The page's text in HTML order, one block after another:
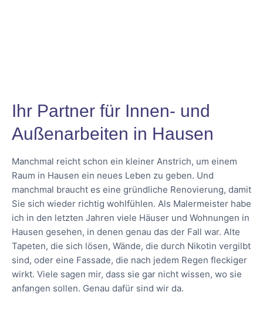
Ihr Partner für Innen- und
Außenarbeiten in Hausen
Manchmal reicht schon ein kleiner Anstrich, um einem
Raum in Hausen ein neues Leben zu geben. Und
manchmal braucht es eine gründliche Renovierung, damit
Sie sich wieder richtig wohlfühlen. Als Malermeister habe
ich in den letzten Jahren viele Häuser und Wohnungen in
Hausen gesehen, in denen genau das der Fall war. Alte
Tapeten, die sich lösen, Wände, die durch Nikotin vergilbt
sind, oder eine Fassade, die nach jedem Regen fleckiger
wirkt. Viele sagen mir, dass sie gar nicht wissen, wo sie
anfangen sollen. Genau dafür sind wir da.